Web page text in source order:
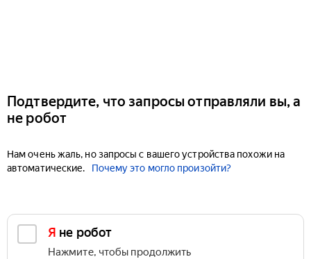
Подтвердите, что запросы отправляли вы, а
не робот
Нам очень жаль, но запросы с вашего устройства похожи на
автоматические.
Почему это могло произойти?
Я не робот
Нажмите, чтобы продолжить